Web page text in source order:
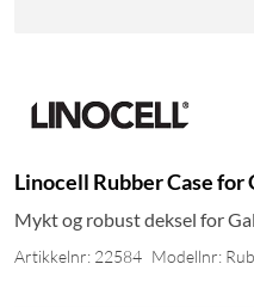
Linocell Rubber Case for
Mykt og robust deksel for
Artikkelnr: 22584 Modellnr: